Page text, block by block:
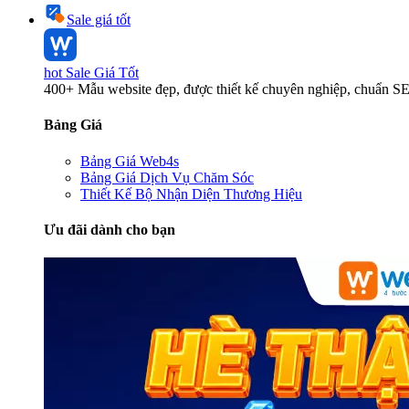
Sale giá tốt
hot Sale Giá Tốt
400+ Mẫu website đẹp, được thiết kế chuyên nghiệp, chuẩn
Bảng Giá
Bảng Giá Web4s
Bảng Giá Dịch Vụ Chăm Sóc
Thiết Kế Bộ Nhận Diện Thương Hiệu
Ưu đãi dành cho bạn